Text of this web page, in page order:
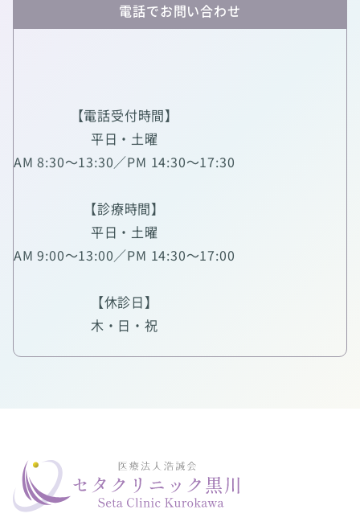
電話でお問い合わせ
【電話受付時間】
平日・土曜
AM 8:30～13:30／PM 14:30～17:30
【診療時間】
平日・土曜
AM 9:00～13:00／PM 14:30～17:00
【休診日】
木・日・祝